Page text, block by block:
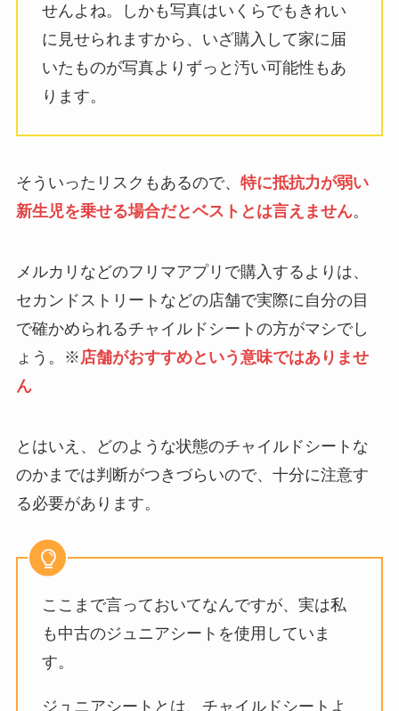
せんよね。しかも写真はいくらでもきれい
に見せられますから、いざ購入して家に届
いたものが写真よりずっと汚い可能性もあ
ります。
そういったリスクもあるので、 特に抵抗力が弱い
新生児を乗せる場合だとベストとは言えません。
メルカリなどのフリマアプリで購入するよりは、
セカンドストリートなどの店舗で実際に自分の目
で確かめられるチャイルドシートの方がマシでし
ょう。※ 店舗がおすすめという意味ではありませ
ん
とはいえ、どのような状態のチャイルドシートな
のかまでは判断がつきづらいので、十分に注意す
る必要があります。
ここまで言っておいてなんですが、実は私
も中古のジュニアシートを使用していま
す。
ジュニアシートとは、チャイルドシートよ